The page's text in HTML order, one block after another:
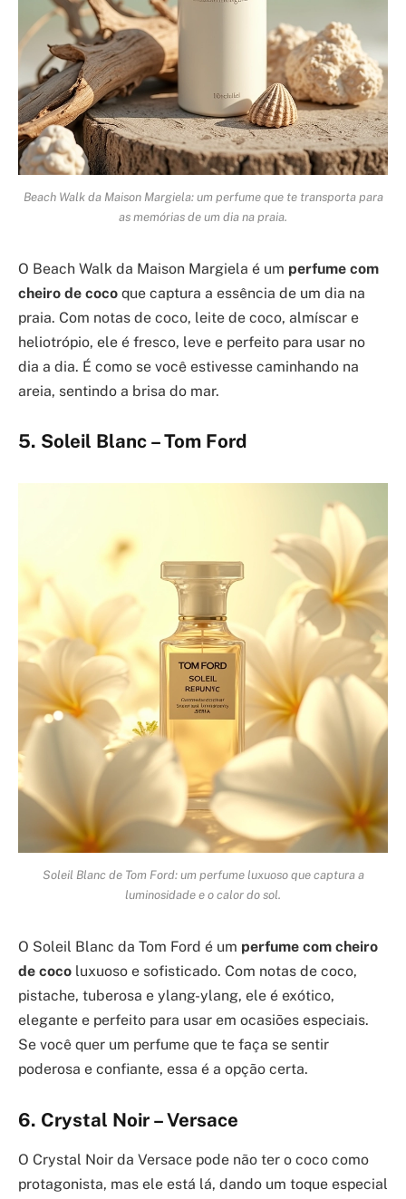
Beach Walk da Maison Margiela: um perfume que te transporta para
as memórias de um dia na praia.
O Beach Walk da Maison Margiela é um perfume com
cheiro de coco que captura a essência de um dia na
praia. Com notas de coco, leite de coco, almíscar e
heliotrópio, ele é fresco, leve e perfeito para usar no
dia a dia. É como se você estivesse caminhando na
areia, sentindo a brisa do mar.
5. Soleil Blanc – Tom Ford
Soleil Blanc de Tom Ford: um perfume luxuoso que captura a
luminosidade e o calor do sol.
O Soleil Blanc da Tom Ford é um perfume com cheiro
de coco luxuoso e sofisticado. Com notas de coco,
pistache, tuberosa e ylang-ylang, ele é exótico,
elegante e perfeito para usar em ocasiões especiais.
Se você quer um perfume que te faça se sentir
poderosa e confiante, essa é a opção certa.
6. Crystal Noir – Versace
O Crystal Noir da Versace pode não ter o coco como
protagonista, mas ele está lá, dando um toque especial